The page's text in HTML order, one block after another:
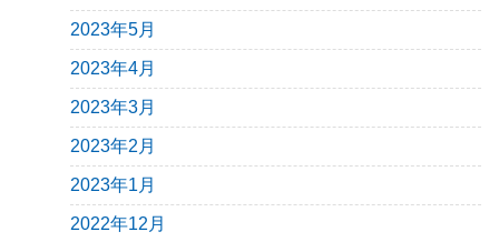
2023年5月
2023年4月
2023年3月
2023年2月
2023年1月
2022年12月